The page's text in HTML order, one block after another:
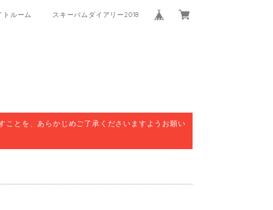
トルーム スキーバムダイアリー2018
ことを、あらかじめご了承くださいますようお願い